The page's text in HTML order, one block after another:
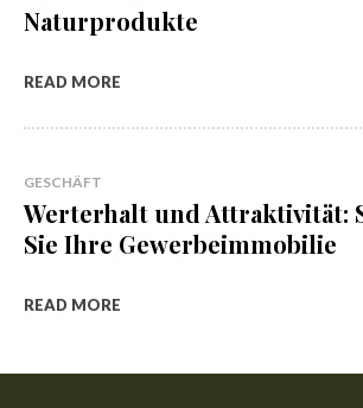
Naturprodukte
READ MORE
GESCHÄFT
Werterhalt und Attraktivität:
Sie Ihre Gewerbeimmobilie
READ MORE